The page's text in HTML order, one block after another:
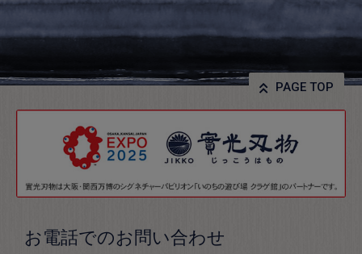
PAGE TOP
お電話でのお問い合わせ